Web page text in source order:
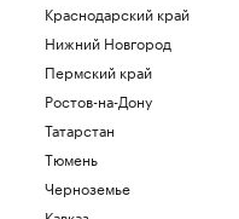
Краснодарский край
Нижний Новгород
Пермский край
Ростов-на-Дону
Татарстан
Тюмень
Черноземье